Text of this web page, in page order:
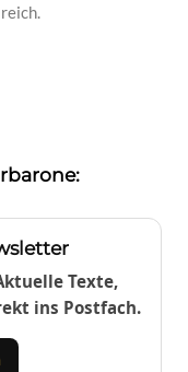
Texte,
ins Postfach.